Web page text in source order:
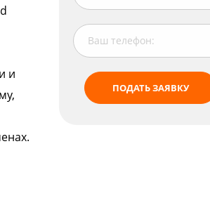
ПОДАТЬ ЗАЯВКУ
и